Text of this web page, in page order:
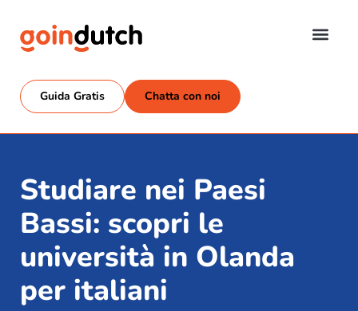
Guida Gratis Chatta con noi
Studiare nei Paesi
Bassi: scopri le
università in Olanda
per italiani